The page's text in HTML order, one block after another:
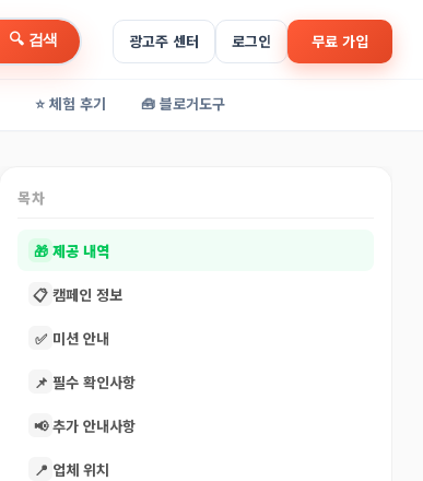
🔍 검색 광고주 센터 로그인 무료 가입
⭐ 체험 후기 🧰 블로거도구
목차
🎁 제공 내역
📋 캠페인 정보
✅ 미션 안내
📌 필수 확인사항
📢 추가 안내사항
📍 업체 위치